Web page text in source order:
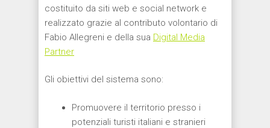
costituito da siti web e social network e
realizzato grazie al contributo volontario di
Fabio Allegreni e della sua Digital Media
Partner
Gli obiettivi del sistema sono:
Promuovere il territorio presso i
potenziali turisti italiani e stranieri